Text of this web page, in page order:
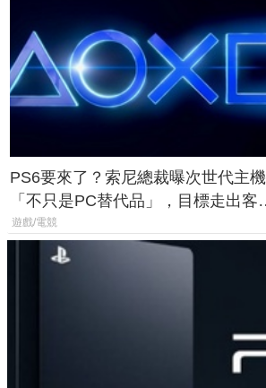
PS6要來了？索尼總裁曝次世代主機
「不只是PC替代品」，目標走出客
廳、進軍電競桌面
遊戲/電競